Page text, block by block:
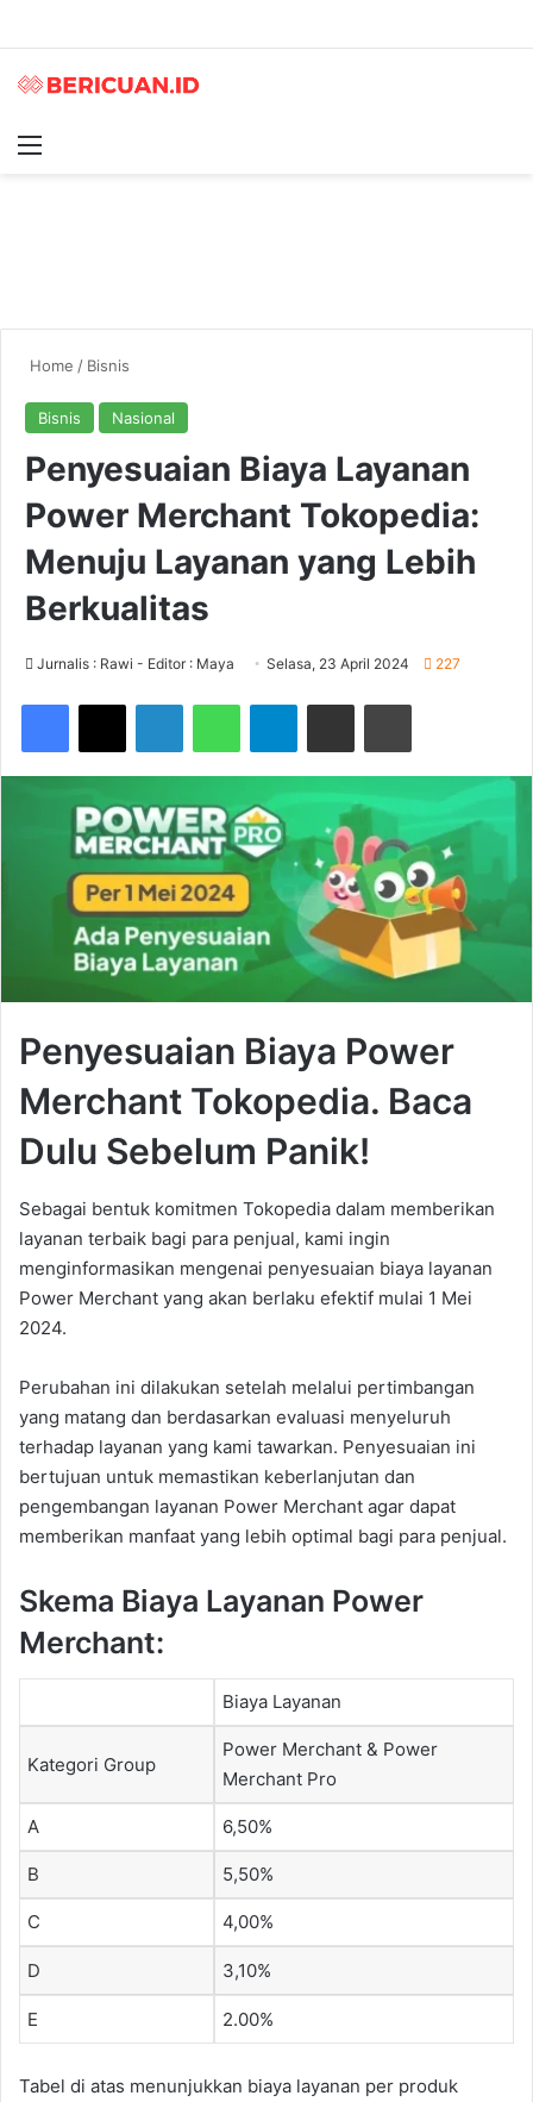
Home / Bisnis
Bisnis Nasional
Penyesuaian Biaya Layanan
Power Merchant Tokopedia:
Menuju Layanan yang Lebih
Berkualitas
Jurnalis : Rawi - Editor : Maya Selasa, 23 April 2024 227
Telegram
Penyesuaian Biaya Power
Merchant Tokopedia. Baca
Dulu Sebelum Panik!
Sebagai bentuk komitmen Tokopedia dalam memberikan
layanan terbaik bagi para penjual, kami ingin
menginformasikan mengenai penyesuaian biaya layanan
Power Merchant yang akan berlaku efektif mulai 1 Mei
2024.
Perubahan ini dilakukan setelah melalui pertimbangan
yang matang dan berdasarkan evaluasi menyeluruh
terhadap layanan yang kami tawarkan. Penyesuaian ini
bertujuan untuk memastikan keberlanjutan dan
pengembangan layanan Power Merchant agar dapat
memberikan manfaat yang lebih optimal bagi para penjual.
Skema Biaya Layanan Power
Merchant:
Biaya Layanan
Kategori Group
Power Merchant & Power
Merchant Pro
A 6,50%
B 5,50%
C 4,00%
D 3,10%
E 2.00%
Tabel di atas menunjukkan biaya layanan per produk